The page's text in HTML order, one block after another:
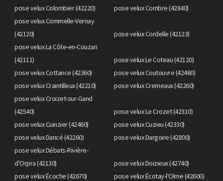
pose velux Colombier (42220)
pose velux Combre (42840)
pose velux Commelle-Vernay
(42120)
pose velux Cordelle (42123)
pose velux La Côte-en-Couzan
(42111)
pose velux Le Coteau (42120)
pose velux Cottance (42360)
pose velux Coutouvre (42460)
pose velux Craintilleux (42210)
pose velux Cremeaux (42260)
pose velux Croizet-sur-Gand
(42540)
pose velux Le Crozet (42310)
pose velux Cuinzier (42460)
pose velux Cuzieu (42330)
pose velux Dancé (42260)
pose velux Dargoire (42800)
pose velux Débats-Rivière-
d'Orpra (42130)
pose velux Doizieux (42740)
pose velux Écoche (42670)
pose velux Écotay-l'Olme (42600)